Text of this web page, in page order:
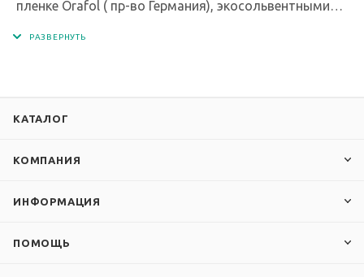
пленке Orafol ( пр-во Германия), экосольвентными
КАТАЛОГ
КОМПАНИЯ
ИНФОРМАЦИЯ
ПОМОЩЬ